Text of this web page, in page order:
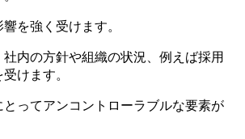
を強く受けます。
内の方針や組織の状況、例えば採用
けます。
ってアンコントローラブルな要素が